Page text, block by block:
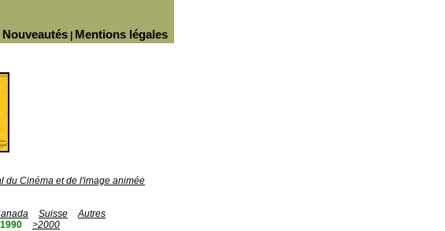
Mentions légales
Nouveautés
du Cinéma et de l'image animée
Suisse
Autres
1990
>2000